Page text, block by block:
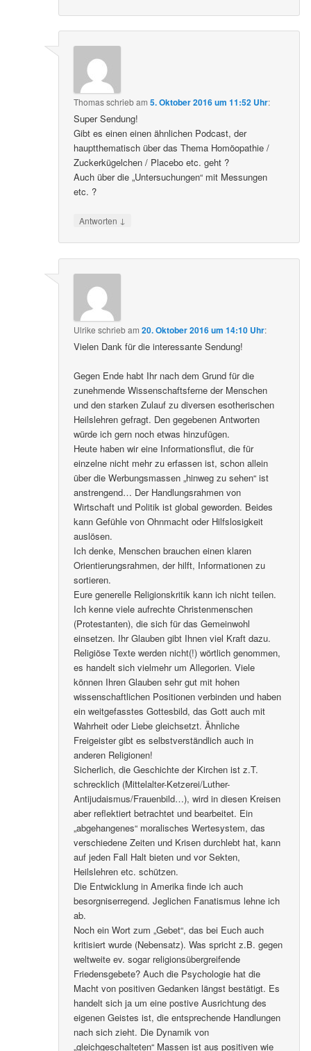
Thomasschriebam5. Oktober 2016 um 11:52 Uhr:
Super Sendung!
Gibt es einen einen ähnlichen Podcast, der
hauptthematisch über das Thema Homöopathie /
Zuckerkügelchen / Placebo etc. geht ?
Auch über die „Untersuchungen“ mit Messungen
etc. ?
Antworten ↓
Ulrike schriebam20. Oktober 2016 um 14:10 Uhr:
Vielen Dank für die interessante Sendung!
Gegen Ende habt Ihr nach dem Grund für die
zunehmende Wissenschaftsferne der Menschen
und den starken Zulauf zu diversen esotherischen
Heilslehren gefragt. Den gegebenen Antworten
würde ich gern noch etwas hinzufügen.
Heute haben wir eine Informationsflut, die für
einzelne nicht mehr zu erfassen ist, schon allein
über die Werbungsmassen „hinweg zu sehen“ ist
anstrengend… Der Handlungsrahmen von
Wirtschaft und Politik ist global geworden. Beides
kann Gefühle von Ohnmacht oder Hilfslosigkeit
auslösen.
Ich denke, Menschen brauchen einen klaren
Orientierungsrahmen, der hilft, Informationen zu
sortieren.
Eure generelle Religionskritik kann ich nicht teilen.
Ich kenne viele aufrechte Christenmenschen
(Protestanten), die sich für das Gemeinwohl
einsetzen. Ihr Glauben gibt Ihnen viel Kraft dazu.
Religiöse Texte werden nicht(!) wörtlich genommen,
es handelt sich vielmehr um Allegorien. Viele
können Ihren Glauben sehr gut mit hohen
wissenschaftlichen Positionen verbinden und haben
ein weitgefasstes Gottesbild, das Gott auch mit
Wahrheit oder Liebe gleichsetzt. Ähnliche
Freigeister gibt es selbstverständlich auch in
anderen Religionen!
Sicherlich, die Geschichte der Kirchen ist z.T.
schrecklich (Mittelalter-Ketzerei/Luther-
Antijudaismus/Frauenbild…), wird in diesen Kreisen
aber reflektiert betrachtet und bearbeitet. Ein
„abgehangenes“ moralisches Wertesystem, das
verschiedene Zeiten und Krisen durchlebt hat, kann
auf jeden Fall Halt bieten und vor Sekten,
Heilslehren etc. schützen.
Die Entwicklung in Amerika finde ich auch
besorgniserregend. Jeglichen Fanatismus lehne ich
ab.
Noch ein Wort zum „Gebet“, das bei Euch auch
kritisiert wurde (Nebensatz). Was spricht z.B. gegen
weltweite ev. sogar religionsübergreifende
Friedensgebete? Auch die Psychologie hat die
Macht von positiven Gedanken längst bestätigt. Es
handelt sich ja um eine postive Ausrichtung des
eigenen Geistes ist, die entsprechende Handlungen
nach sich zieht. Die Dynamik von
„gleichgeschalteten“ Massen ist aus positiven wie